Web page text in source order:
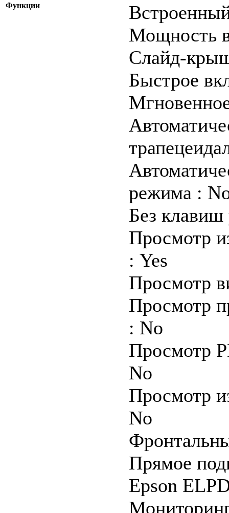
Функции
Мощность
Слайд-
Быстрое
режима :
Без клавиш
Просмотр
: Yes
Просмотр
Просмотр
: No
Просмотр
No
Просмотр
No
Прямое
Epson